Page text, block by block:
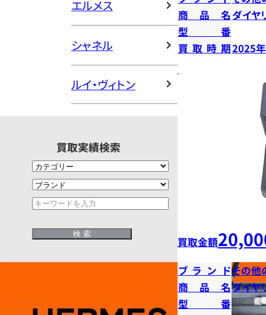
エルメス
シャネル
ルイ・ヴィトン
買取実績検索
商品名ダイヤ
型番
買取時期2025
買取金額
ブランドその他
商品名ダイヤ
型番